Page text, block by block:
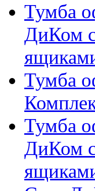
Тумба
ДиКом
Тумба
Тумба
ДиКом